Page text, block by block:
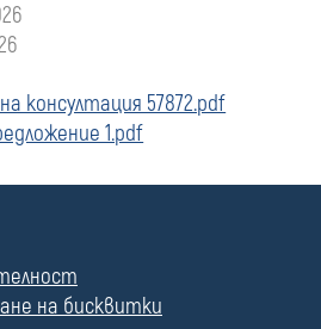
консултация 57872.pdf
1.pdf
на бисквитки